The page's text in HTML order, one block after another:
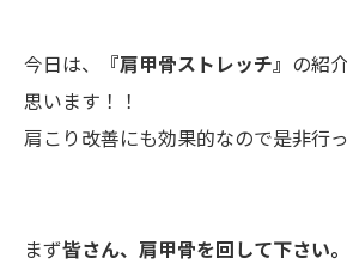
今日は、 『肩甲骨ストレッチ』 の紹
思います！！
肩こり改善にも効果的なので是非行
まず皆さん、肩甲骨を回して下さい。